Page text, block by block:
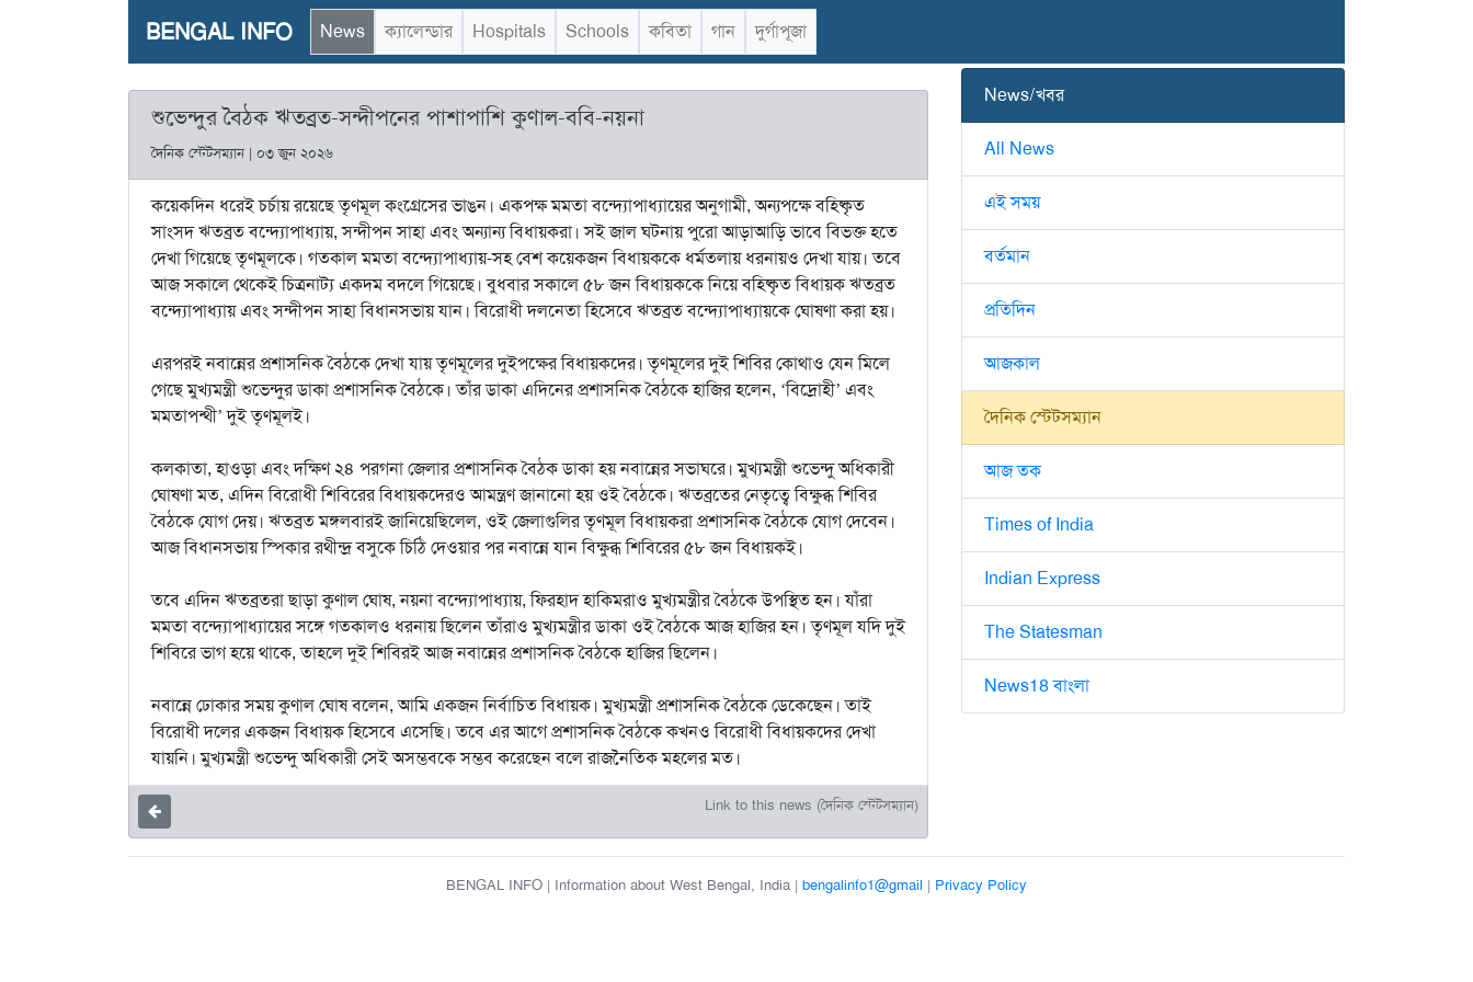
BENGAL INFO News ক্যালেন্ডার Hospitals Schools কবিতা গান দুর্গাপূজা
শুভেন্দুর বৈঠক ঋতব্রত-সন্দীপনের পাশাপাশি কুণাল-ববি-নয়না
দৈনিক স্টেটসম্যান | ০৩ জুন ২০২৬
কয়েকদিন ধরেই চর্চায় রয়েছে তৃণমূল কংগ্রেসের ভাঙন। একপক্ষ মমতা বন্দ্যোপাধ্যায়ের অনুগামী, অন্যপক্ষে বহিষ্কৃত
সাংসদ ঋতব্রত বন্দ্যোপাধ্যায়, সন্দীপন সাহা এবং অন্যান্য বিধায়করা। সই জাল ঘটনায় পুরো আড়াআড়ি ভাবে বিভক্ত হতে
দেখা গিয়েছে তৃণমূলকে। গতকাল মমতা বন্দ্যোপাধ্যায়-সহ বেশ কয়েকজন বিধায়ককে ধর্মতলায় ধরনায়ও দেখা যায়। তবে
আজ সকালে থেকেই চিত্রনাট্য একদম বদলে গিয়েছে। বুধবার সকালে ৫৮ জন বিধায়ককে নিয়ে বহিষ্কৃত বিধায়ক ঋতব্রত
বন্দ্যোপাধ্যায় এবং সন্দীপন সাহা বিধানসভায় যান। বিরোধী দলনেতা হিসেবে ঋতব্রত বন্দ্যোপাধ্যায়কে ঘোষণা করা হয়।
এরপরই নবান্নের প্রশাসনিক বৈঠকে দেখা যায় তৃণমূলের দুইপক্ষের বিধায়কদের। তৃণমূলের দুই শিবির কোথাও যেন মিলে
গেছে মুখ্যমন্ত্রী শুভেন্দুর ডাকা প্রশাসনিক বৈঠকে। তাঁর ডাকা এদিনের প্রশাসনিক বৈঠকে হাজির হলেন, ‘বিদ্রোহী’ এবং
মমতাপন্থী’ দুই তৃণমূলই।
কলকাতা, হাওড়া এবং দক্ষিণ ২৪ পরগনা জেলার প্রশাসনিক বৈঠক ডাকা হয় নবান্নের সভাঘরে। মুখ্যমন্ত্রী শুভেন্দু অধিকারী
ঘোষণা মত, এদিন বিরোধী শিবিরের বিধায়কদেরও আমন্ত্রণ জানানো হয় ওই বৈঠকে। ঋতব্রতের নেতৃত্বে বিক্ষুব্ধ শিবির
বৈঠকে যোগ দেয়। ঋতব্রত মঙ্গলবারই জানিয়েছিলেল, ওই জেলাগুলির তৃণমূল বিধায়করা প্রশাসনিক বৈঠকে যোগ দেবেন।
আজ বিধানসভায় স্পিকার রথীন্দ্র বসুকে চিঠি দেওয়ার পর নবান্নে যান বিক্ষুব্ধ শিবিরের ৫৮ জন বিধায়কই।
তবে এদিন ঋতব্রতরা ছাড়া কুণাল ঘোষ, নয়না বন্দ্যোপাধ্যায়, ফিরহাদ হাকিমরাও মুখ্যমন্ত্রীর বৈঠকে উপস্থিত হন। যাঁরা
মমতা বন্দ্যোপাধ্যায়ের সঙ্গে গতকালও ধরনায় ছিলেন তাঁরাও মুখ্যমন্ত্রীর ডাকা ওই বৈঠকে আজ হাজির হন। তৃণমূল যদি দুই
শিবিরে ভাগ হয়ে থাকে, তাহলে দুই শিবিরই আজ নবান্নের প্রশাসনিক বৈঠকে হাজির ছিলেন।
নবান্নে ঢোকার সময় কুণাল ঘোষ বলেন, আমি একজন নির্বাচিত বিধায়ক। মুখ্যমন্ত্রী প্রশাসনিক বৈঠকে ডেকেছেন। তাই
বিরোধী দলের একজন বিধায়ক হিসেবে এসেছি। তবে এর আগে প্রশাসনিক বৈঠকে কখনও বিরোধী বিধায়কদের দেখা
যায়নি। মুখ্যমন্ত্রী শুভেন্দু অধিকারী সেই অসম্ভবকে সম্ভব করেছেন বলে রাজনৈতিক মহলের মত।
Link to this news (দৈনিক স্টেটসম্যান)
News/খবর
All News
এই সময়
বর্তমান
প্রতিদিন
আজকাল
দৈনিক স্টেটসম্যান
আজ তক
Times of India
Indian Express
The Statesman
News18 বাংলা
BENGAL INFO | Information about West Bengal, India | bengalinfo1@gmail | Privacy Policy